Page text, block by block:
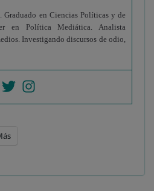
Graduado en Ciencias Políticas y de
en Política Mediática. Analista
Investigando discursos de odio,